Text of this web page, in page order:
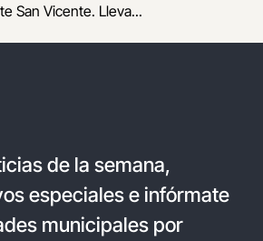
San Vicente. Lleva...
de la semana,
especiales e infórmate
municipales por